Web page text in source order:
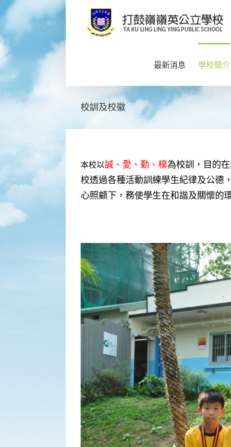
Skip
content
最新消息 學校簡介
校訓及校徽
本校以誠、愛、勤、樸為校訓，目的
校透過各種活動訓練學生紀律及公德
心照顧下，務使學生在和諧及關懷的